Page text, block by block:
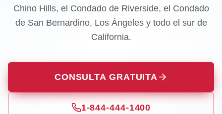
Chino Hills, el Condado de Riverside, el Condado
de San Bernardino, Los Ángeles y todo el sur de
California.
CONSULTA GRATUITA
1-844-444-1400